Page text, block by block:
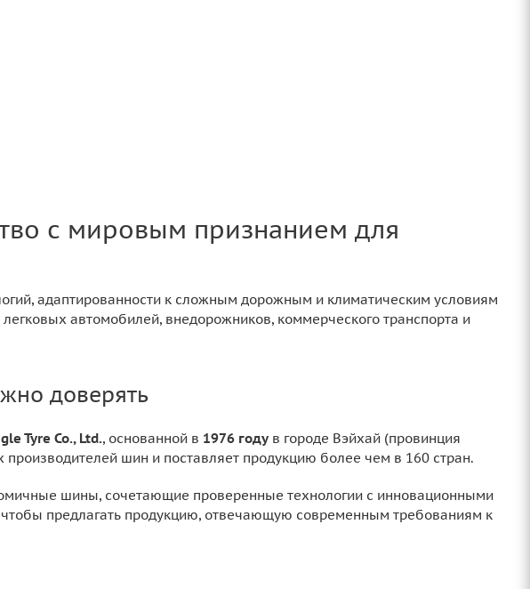
с мировым признанием для
адаптированности к сложным дорожным и климатическим условиям
автомобилей, внедорожников, коммерческого транспорта и
доверять
Tyre Co., Ltd., основанной в 1976 году в городе Вэйхай (провинция
шин и поставляет продукцию более чем в 160 стран.
шины, сочетающие проверенные технологии с инновационными
предлагать продукцию, отвечающую современным требованиям к